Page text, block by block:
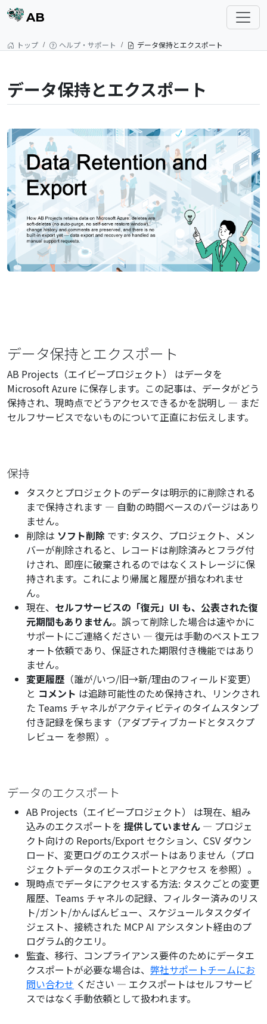
AB
トップ ヘルプ・サポート データ保持とエクスポート
データ保持とエクスポート
データ保持とエクスポート
AB Projects（エイビープロジェクト） はデータを
Microsoft Azure に保存します。この記事は、データがどう
保持され、現時点でどうアクセスできるかを説明し — まだ
セルフサービスでないものについて正直にお伝えします。
保持
タスクとプロジェクトのデータは明示的に削除される
まで保持されます — 自動の時間ベースのパージはあり
ません。
削除は ソフト削除 です: タスク、プロジェクト、メン
バーが削除されると、レコードは削除済みとフラグ付
けされ、即座に破棄されるのではなくストレージに保
持されます。これにより帰属と履歴が損なわれませ
ん。
現在、 セルフサービスの「復元」UI も、公表された復
元期間もありません。誤って削除した場合は速やかに
サポートにご連絡ください — 復元は手動のベストエフ
ォート依頼であり、保証された期限付き機能ではあり
ません。
変更履歴 （誰が/いつ/旧→新/理由のフィールド変更）
と コメント は追跡可能性のため保持され、リンクされ
た Teams チャネルがアクティビティのタイムスタンプ
付き記録を保ちます（アダプティブカードとタスクプ
レビュー を参照）。
データのエクスポート
AB Projects（エイビープロジェクト） は現在、組み
込みのエクスポートを 提供していません — プロジェ
クト向けの Reports/Export セクション、CSV ダウン
ロード、変更ログのエクスポートはありません（プロ
ジェクトデータのエクスポートとアクセス を参照）。
現時点でデータにアクセスする方法: タスクごとの変更
履歴、Teams チャネルの記録、フィルター済みのリス
ト/ガント/かんばんビュー、スケジュールタスクダイ
ジェスト、接続された MCP AI アシスタント経由のプ
ログラム的クエリ。
監査、移行、コンプライアンス要件のためにデータエ
クスポートが必要な場合は、 弊社サポートチームにお
問い合わせ ください — エクスポートはセルフサービ
スではなく手動依頼として扱われます。